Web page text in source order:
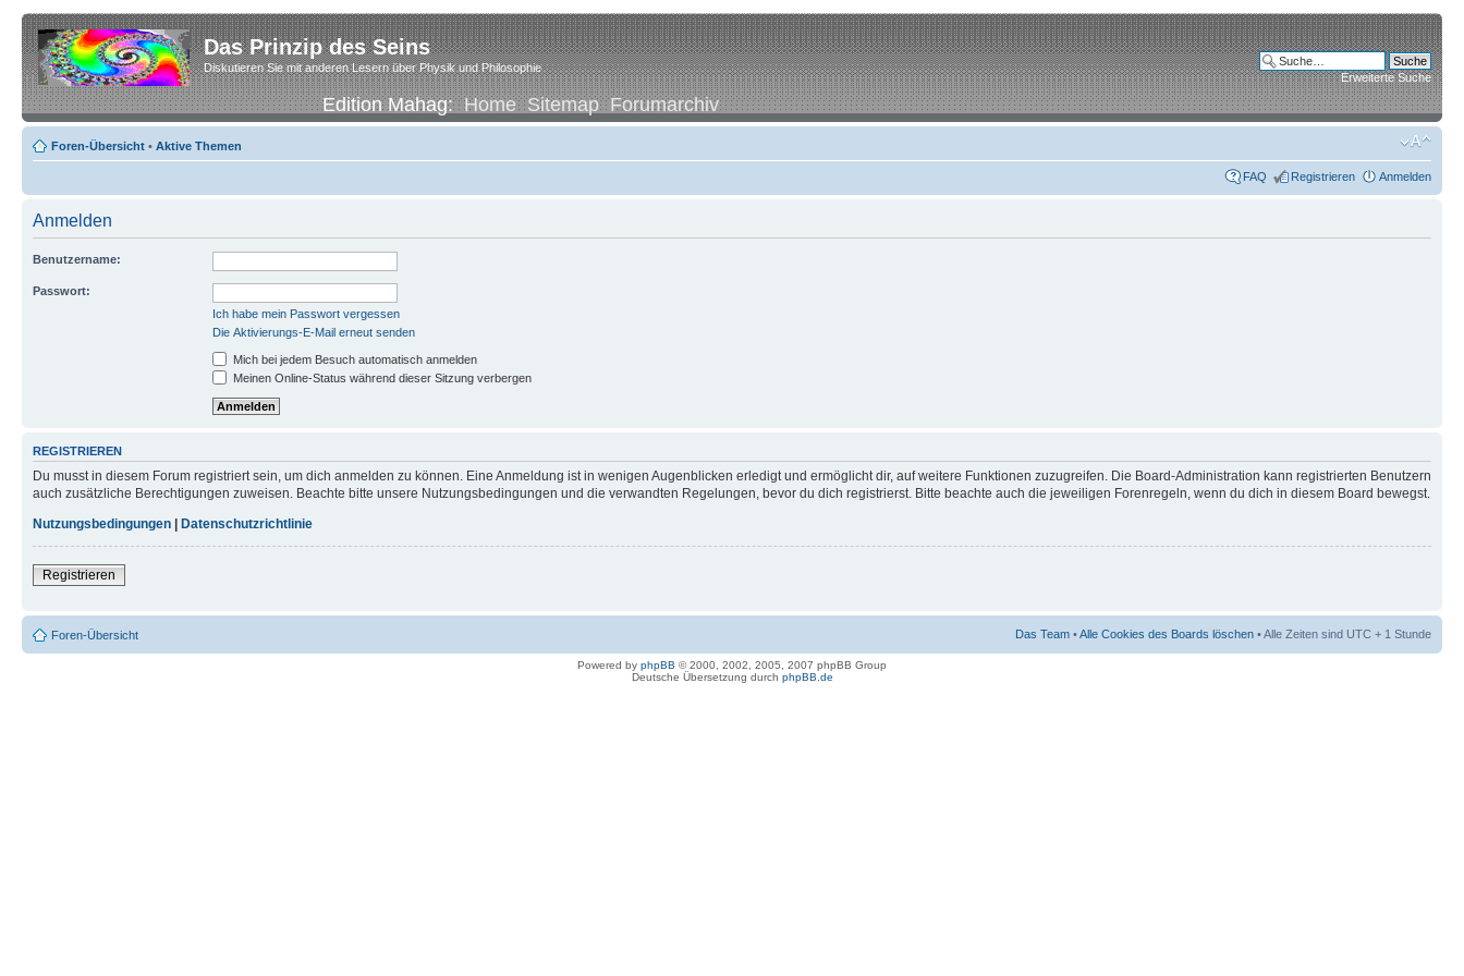
Das Prinzip des Seins
Diskutieren Sie mit anderen Lesern über Physik und Philosophie
Edition Mahag:Home Sitemap Forumarchiv
Erweiterte Suche
Foren-Übersicht • Aktive Themen
FAQ Registrieren Anmelden
Anmelden
Benutzername:
Passwort:
Ich habe mein Passwort vergessen
Die Aktivierungs-E-Mail erneut senden
Mich bei jedem Besuch automatisch anmelden
Meinen Online-Status während dieser Sitzung verbergen
REGISTRIEREN
Du musst in diesem Forum registriert sein, um dich anmelden zu können. Eine Anmeldung ist in wenigen Augenblicken erledigt und ermöglicht dir, auf weitere Funktionen zuzugreifen. Die Board-Administration kann registrierten Benutzern
auch zusätzliche Berechtigungen zuweisen. Beachte bitte unsere Nutzungsbedingungen und die verwandten Regelungen, bevor du dich registrierst. Bitte beachte auch die jeweiligen Forenregeln, wenn du dich in diesem Board bewegst.
Nutzungsbedingungen
Datenschutzrichtlinie
Registrieren
Foren-Übersicht Das Team •Alle Cookies des Boards löschen • Alle Zeiten sind UTC + 1 Stunde
Powered by phpBB © 2000, 2002, 2005, 2007 phpBB Group
Deutsche Übersetzung durch phpBB.de